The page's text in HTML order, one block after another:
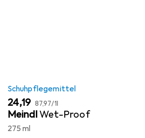
Schuhpflegemittel
EUR
24,19 EUR
87,97/1l
MeindlWet-Proof
275 ml